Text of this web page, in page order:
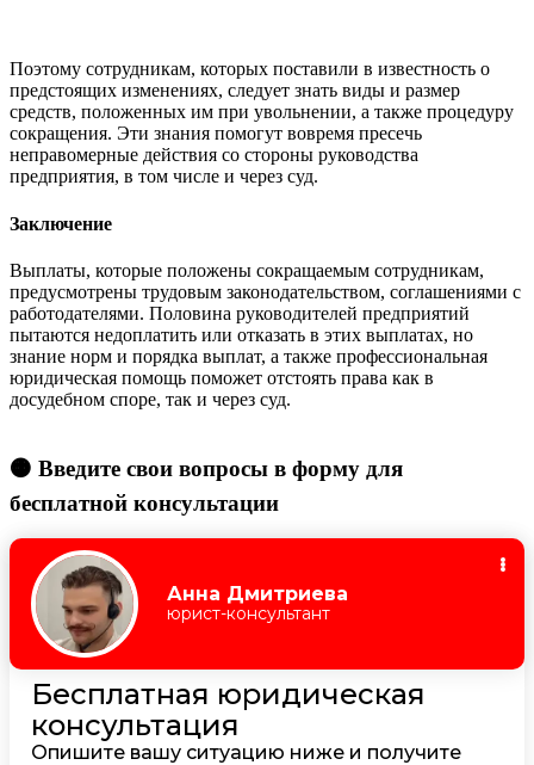
Поэтому сотрудникам, которых поставили в известность о
предстоящих изменениях, следует знать виды и размер
средств, положенных им при увольнении, а также процедуру
сокращения. Эти знания помогут вовремя пресечь
неправомерные действия со стороны руководства
предприятия, в том числе и через суд.
Заключение
Выплаты, которые положены сокращаемым сотрудникам,
предусмотрены трудовым законодательством, соглашениями с
работодателями. Половина руководителей предприятий
пытаются недоплатить или отказать в этих выплатах, но
знание норм и порядка выплат, а также профессиональная
юридическая помощь поможет отстоять права как в
досудебном споре, так и через суд.
🟠 Введите свои вопросы в форму для
бесплатной консультации